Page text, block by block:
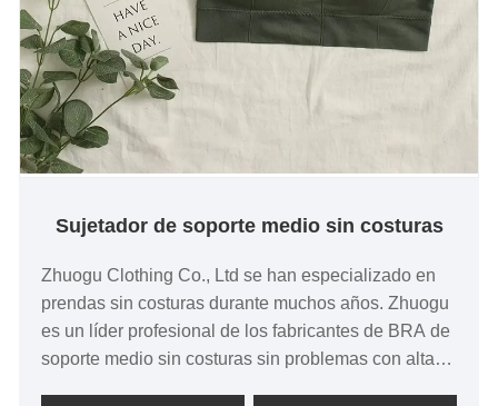
Sujetador de soporte medio sin costuras
Zhuogu Clothing Co., Ltd se han especializado en
prendas sin costuras durante muchos años. Zhuogu
es un líder profesional de los fabricantes de BRA de
soporte medio sin costuras sin problemas con alta